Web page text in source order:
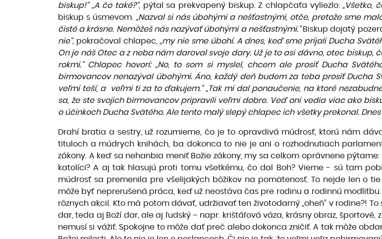
biskup!“ „A čo také?“, pýtal sa prekvapený biskup. Z chlapčaťa vyliezlo:„Všetko,
biskup s úsmevom. „Nazval si nás úbohými a nešťastnými, otče, pretože sme
čisté a krásne. Nemôžeš nás nazývať úbohými a nešťastnými.“Biskup dojatý
nie“, pokračoval chlapec,„my nie sme úbohí. A dnes, keď sme prijali Ducha
On je náš Otec a z neba nám daroval svoje dary. Už je to asi dávno, otec biskup,
rokmi.“ Chlapec hovorí: „No, to som si myslel, chcem ale prosiť Ducha
birmovancov nenazýval úbohými. Áno, každý deň budem za teba prosiť Ducha
veľmi teší, a veľmi ti za to ďakujem.“ „Tak mi dal ponaučenie, na ktoré
sa, že ste svojich birmovancov pripravili veľmi dobre. Veď oni vedia viac ako
o účinkoch Ducha Svätého. Ale tento malý slepý chlapec ich všetky prekonal.
Drahí bratia a sestry, už rozumieme, čo je to opravdivá múdrosť, ktorú nám
tituloch a múdrych knihách, ba dokonca to nie je ani o rozhodnutiach
zákony. A keď sa nehanbia meniť Božie zákony, my sa celkom oprávnene
katolíci? A aj tak hlasujú proti tomu všetkému, čo dal Boh? Vieme - sú tam
múdrosť sa premenila pre všelijakých bôžikov na pomätenosť. To nejde len o
môže byť neprerušená práca, keď už neostáva čas pre rodinu a rodinnú
rôznych akcií. Kto má potom dávať, udržiavať ten životodarný „oheň“ v rodine?!
dar, teda aj Boží dar, ale aj ľudský – napr. krištáľová váza, krásny obraz,
nemusí si vážiť. Spokojne to môže dať preč alebo dokonca zničiť. A tak môže